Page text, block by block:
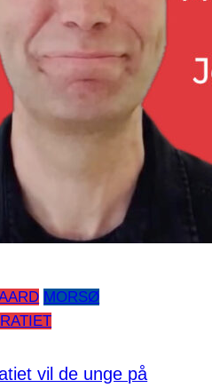
MORSØ
vil de unge på